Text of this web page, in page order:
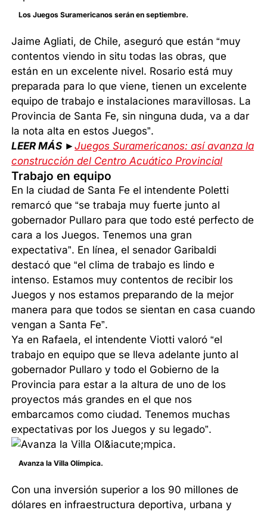
Los Juegos Suramericanos serán en septiembre.
Jaime Agliati, de Chile, aseguró que están “muy
contentos viendo in situ todas las obras, que
están en un excelente nivel. Rosario está muy
preparada para lo que viene, tienen un excelente
equipo de trabajo e instalaciones maravillosas. La
Provincia de Santa Fe, sin ninguna duda, va a dar
la nota alta en estos Juegos”.
LEER MÁS ►Juegos Suramericanos: así avanza la
construcción del Centro Acuático Provincial
Trabajo en equipo
En la ciudad de Santa Fe el intendente Poletti
remarcó que “se trabaja muy fuerte junto al
gobernador Pullaro para que todo esté perfecto de
cara a los Juegos. Tenemos una gran
expectativa”. En línea, el senador Garibaldi
destacó que “el clima de trabajo es lindo e
intenso. Estamos muy contentos de recibir los
Juegos y nos estamos preparando de la mejor
manera para que todos se sientan en casa cuando
vengan a Santa Fe”.
Ya en Rafaela, el intendente Viotti valoró “el
trabajo en equipo que se lleva adelante junto al
gobernador Pullaro y todo el Gobierno de la
Provincia para estar a la altura de uno de los
proyectos más grandes en el que nos
embarcamos como ciudad. Tenemos muchas
expectativas por los Juegos y su legado”.
Avanza la Villa Olímpica.
Con una inversión superior a los 90 millones de
dólares en infraestructura deportiva, urbana y